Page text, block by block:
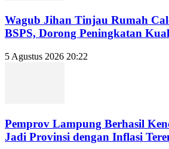
Wagub Jihan Tinjau Rumah
BSPS, Dorong Peningkatan
5 Agustus 2026 20:22
Pemprov Lampung Berhasil
Jadi Provinsi dengan Inflasi